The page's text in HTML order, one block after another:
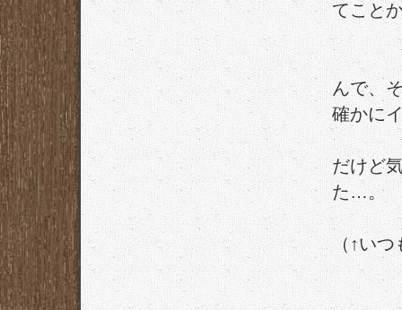
てこと
んで、
確かに
だけど
た…。
（↑い